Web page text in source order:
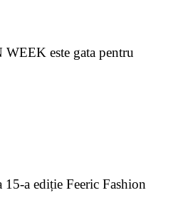
este gata pentru
15-a ediție Feeric Fashion